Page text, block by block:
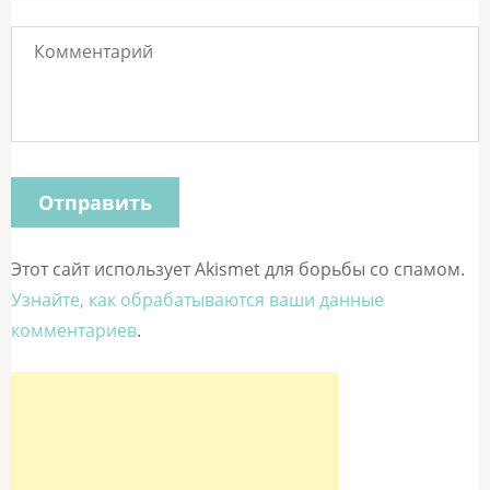
Этот сайт использует Akismet для борьбы со спамом.
Узнайте, как обрабатываются ваши данные
комментариев.